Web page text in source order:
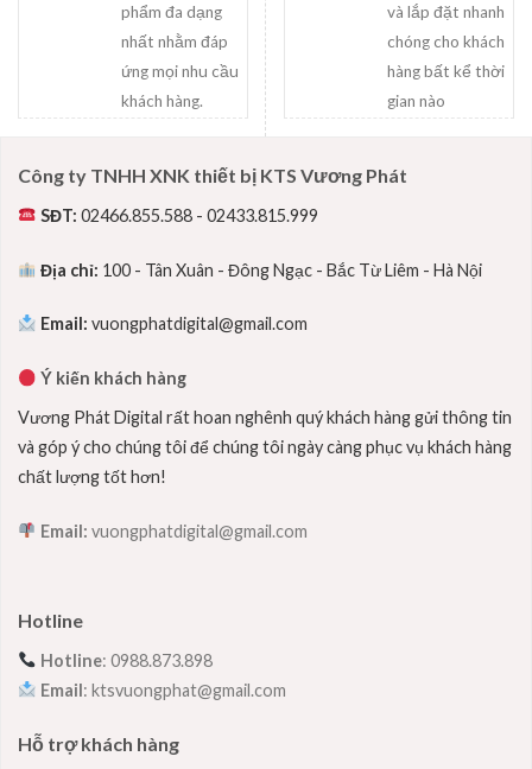
phẩm đa dạng
nhất nhằm đáp
ứng mọi nhu cầu
khách hàng.
và lắp đặt nhanh
chóng cho khách
hàng bất kể thời
gian nào
Công ty TNHH XNK thiết bị KTS Vương Phát
SĐT: 02466.855.588 - 02433.815.999
Địa chỉ: 100 - Tân Xuân - Đông Ngạc - Bắc Từ Liêm - Hà Nội
Email: vuongphatdigital@gmail.com
Ý kiến khách hàng
Vương Phát Digital rất hoan nghênh quý khách hàng gửi thông tin
và góp ý cho chúng tôi để chúng tôi ngày càng phục vụ khách hàng
chất lượng tốt hơn!
Email:vuongphatdigital@gmail.com
Hotline
Hotline: 0988.873.898
Email: ktsvuongphat@gmail.com
Hỗ trợ khách hàng